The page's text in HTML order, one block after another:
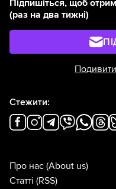
Підпишіться, щоб
(раз на два тижні)
Стежити:
Про нас (About us)
Статті (RSS)